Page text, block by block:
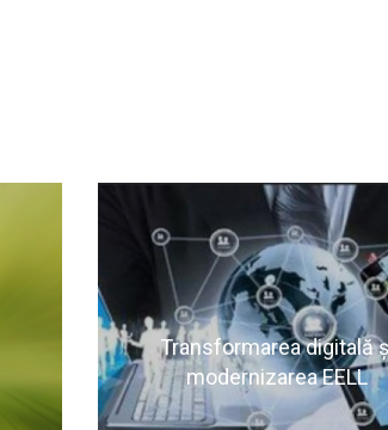
Transformarea digitală
modernizarea EELL